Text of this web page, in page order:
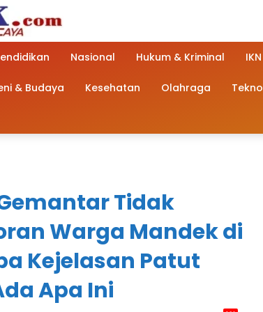
Nasional Hukum & Kriminal IKN
& Budaya Kesehatan Olahraga Tekno
Tidak
Warga Mandek di
Kejelasan Patut
Apa Ini